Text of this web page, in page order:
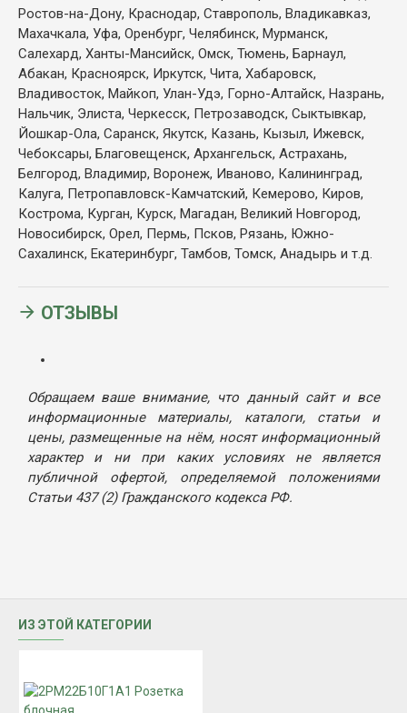
Ростов-на-Дону, Краснодар, Ставрополь, Владикавказ,
Махачкала, Уфа, Оренбург, Челябинск, Мурманск,
Салехард, Ханты-Мансийск, Омск, Тюмень, Барнаул,
Абакан, Красноярск, Иркутск, Чита, Хабаровск,
Владивосток, Майкоп, Улан-Удэ, Горно-Алтайск, Назрань,
Нальчик, Элиста, Черкесск, Петрозаводск, Сыктывкар,
Йошкар-Ола, Саранск, Якутск, Казань, Кызыл, Ижевск,
Чебоксары, Благовещенск, Архангельск, Астрахань,
Белгород, Владимир, Воронеж, Иваново, Калининград,
Калуга, Петропавловск-Камчатский, Кемерово, Киров,
Кострома, Курган, Курск, Магадан, Великий Новгород,
Новосибирск, Орел, Пермь, Псков, Рязань, Южно-
Сахалинск, Екатеринбург, Тамбов, Томск, Анадырь и т.д.
ОТЗЫВЫ
Обращаем ваше внимание, что данный сайт и все
информационные материалы, каталоги, статьи и
цены, размещенные на нём, носят информационный
характер и ни при каких условиях не является
публичной офертой, определяемой положениями
Статьи 437 (2) Гражданского кодекса РФ.
ИЗ ЭТОЙ КАТЕГОРИИ